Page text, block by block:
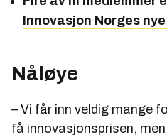
Innovasjon Norges
Nåløye
– Vi får inn veldig mange
få innovasjonsprisen,